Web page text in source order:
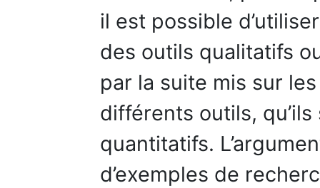
il est possible
des outils qualitatifs
par la suite mis sur
différents outils,
quantitatifs.
d’exemples de